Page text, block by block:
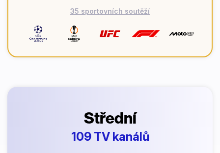
35 sportovních soutěží
Střední
109 TV kanálů